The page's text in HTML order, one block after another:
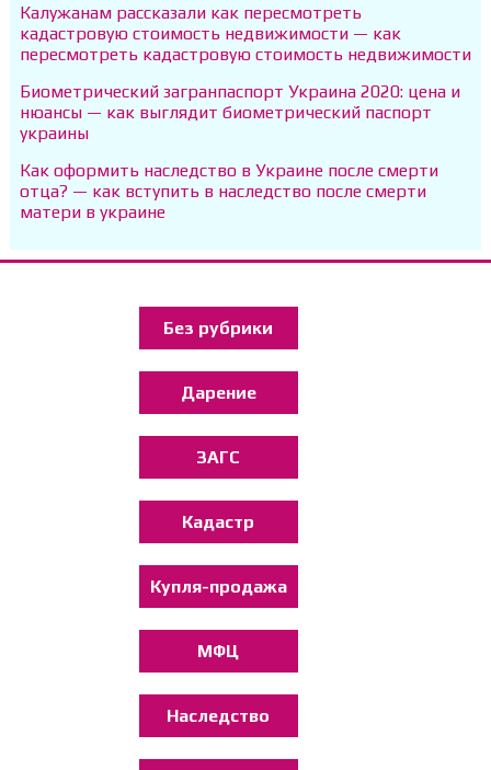
Калужанам рассказали как пересмотреть
кадастровую стоимость недвижимости — как
пересмотреть кадастровую стоимость недвижимости
Биометрический загранпаспорт Украина 2020: цена и
нюансы — как выглядит биометрический паспорт
украины
Как оформить наследство в Украине после смерти
отца? — как вступить в наследство после смерти
матери в украине
Без рубрики
Дарение
ЗАГС
Кадастр
Купля-продажа
МФЦ
Наследство